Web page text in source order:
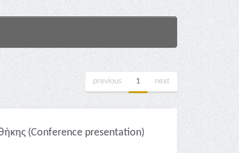
previous 1 next
(Conference presentation)